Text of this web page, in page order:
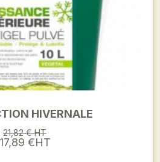
HIVERNALE
21,82 € HT
17,89 €HT